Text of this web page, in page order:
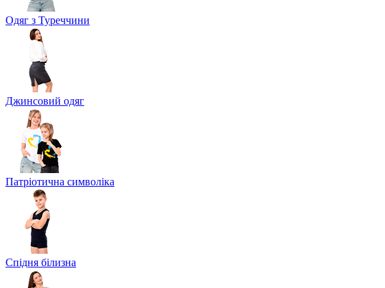
Одяг з Туреччини
Джинсовий одяг
Патріотична символіка
Спідня білизна